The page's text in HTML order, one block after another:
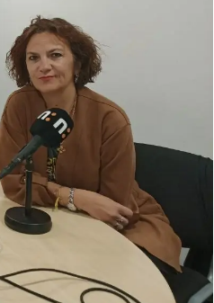
sareko IX. topaketak!
10/13
buruzko erreportaia
07/16
denboraldi
EHZtik
07/01